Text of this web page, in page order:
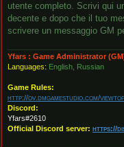
utente completo. Scrivi qui
decente e dopo che il tuo
scrivere un messaggio GM
Yfars : Game Administrator
Languages: English, Russian
Game Rules:
http://ov.dmgamestudio.com/
Discord:
Yfars#2610
Official Discord server: https://